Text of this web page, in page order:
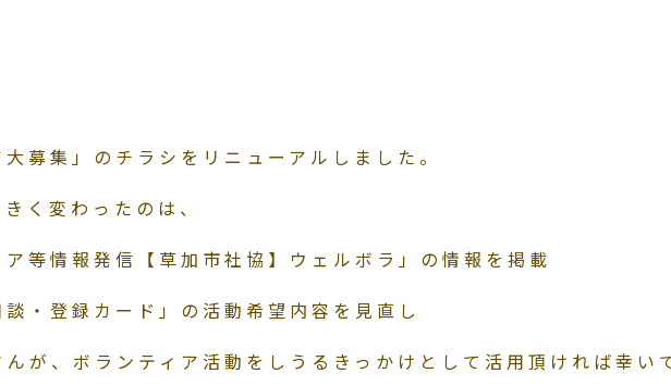
募集」のチラシをリニューアルしました。
く変わったのは、
等情報発信【草加市社協】ウェルボラ」の情報を掲載
・登録カード」の活動希望内容を見直し
が、ボランティア活動をしうるきっかけとして活用頂ければ幸い